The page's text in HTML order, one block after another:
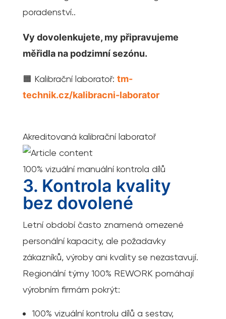
poradenství..
Vy dovolenkujete, my připravujeme
měřidla na podzimní sezónu.
🟧 Kalibrační laboratoř: tm-
technik.cz/kalibracni-laborator
Akreditovaná kalibrační laboratoř
100% vizuální manuální kontrola dílů
3. Kontrola kvality
bez dovolené
Letní období často znamená omezené
personální kapacity, ale požadavky
zákazníků, výroby ani kvality se nezastavují.
Regionální týmy 100% REWORK pomáhají
výrobním firmám pokrýt:
100% vizuální kontrolu dílů a sestav,